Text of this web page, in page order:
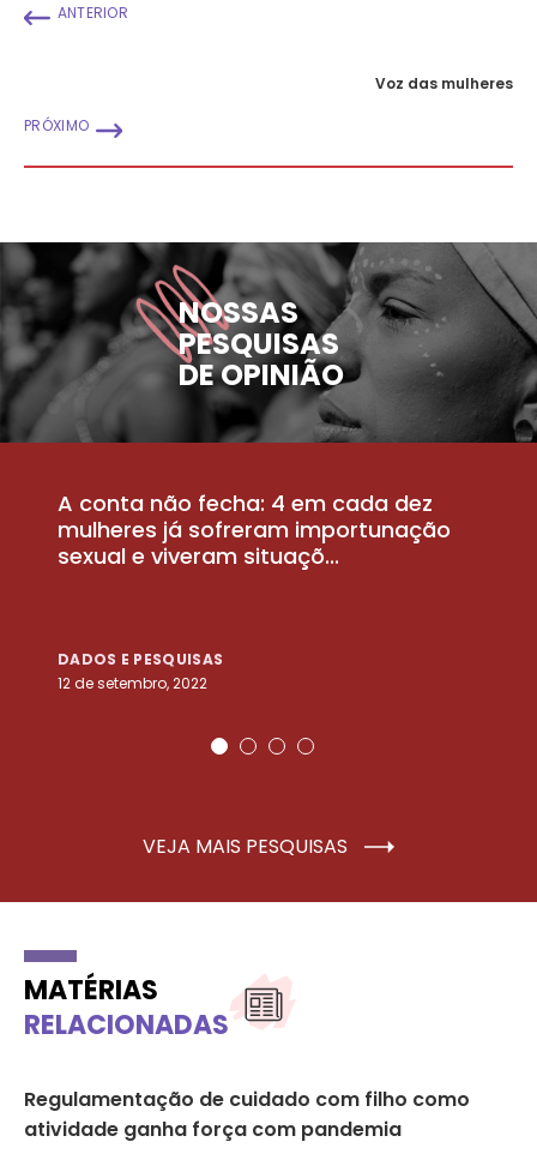
ANTERIOR
Voz das mulheres
PRÓXIMO
NOSSAS
PESQUISAS
DE OPINIÃO
A conta não fecha: 4 em cada dez
mulheres já sofreram importunação
sexual e viveram situaçõ...
DADOS E PESQUISAS
12 de setembro, 2022
VEJA MAIS PESQUISAS
MATÉRIAS
RELACIONADAS
Regulamentação de cuidado com filho como
atividade ganha força com pandemia